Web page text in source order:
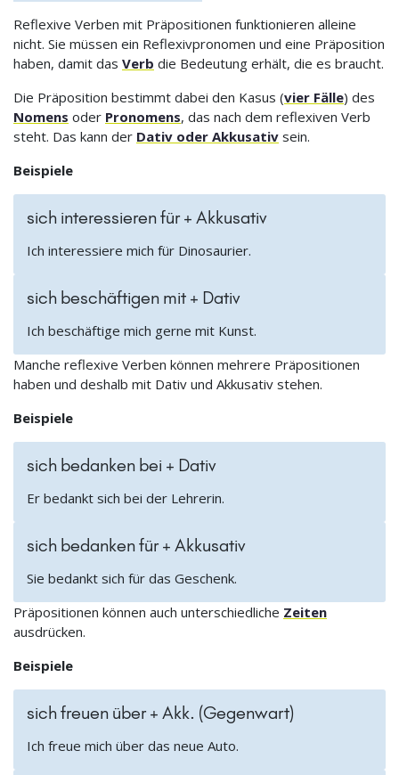
Reflexive Verben mit Präpositionen funktionieren alleine
nicht. Sie müssen ein Reflexivpronomen und eine Präposition
haben, damit das Verb die Bedeutung erhält, die es braucht.
Die Präposition bestimmt dabei den Kasus (vier Fälle) des
Nomens oder Pronomens, das nach dem reflexiven Verb
steht. Das kann der Dativ oder Akkusativ sein.
Beispiele
sich interessieren für + Akkusativ
Ich interessiere mich für Dinosaurier.
sich beschäftigen mit + Dativ
Ich beschäftige mich gerne mit Kunst.
Manche reflexive Verben können mehrere Präpositionen
haben und deshalb mit Dativ und Akkusativ stehen.
Beispiele
sich bedanken bei + Dativ
Er bedankt sich bei der Lehrerin.
sich bedanken für + Akkusativ
Sie bedankt sich für das Geschenk.
Präpositionen können auch unterschiedliche Zeiten
ausdrücken.
Beispiele
sich freuen über + Akk. (Gegenwart)
Ich freue mich über das neue Auto.